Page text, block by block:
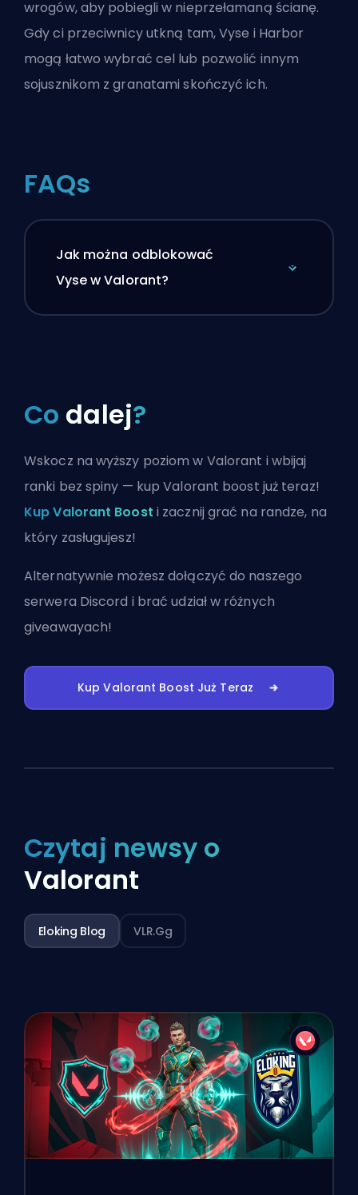
wrogów, aby pobiegli w nieprzełamaną ścianę.
Gdy ci przeciwnicy utkną tam, Vyse i Harbor
mogą łatwo wybrać cel lub pozwolić innym
sojusznikom z granatami skończyć ich.
FAQs
Jak można odblokować
Vyse w Valorant?
Co dalej?
Wskocz na wyższy poziom w Valorant i wbijaj
ranki bez spiny — kup Valorant boost już teraz!
Kup Valorant Boost i zacznij grać na randze, na
który zasługujesz!
Alternatywnie możeszdołączyć do naszego
serwera Discord i brać udział w różnych
giveawayach!
Kup Valorant Boost Już Teraz
Czytaj newsy o
Valorant
Eloking Blog VLR.gg